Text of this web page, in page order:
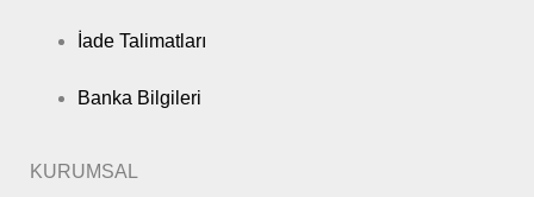
İade Talimatları
Banka Bilgileri
KURUMSAL